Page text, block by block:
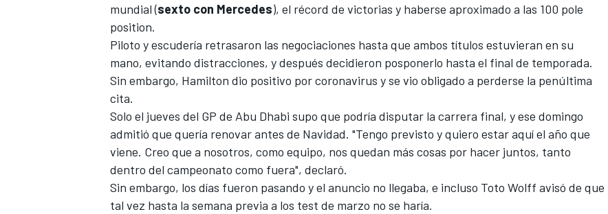
MÁS CATEGORÍAS
mundial(sexto con Mercedes), el récord de victorias y haberse aproximado a las 100 pole
position.
Piloto y escudería retrasaron las negociaciones hasta que ambos títulos estuvieran en su
mano, evitando distracciones, y después decidieron posponerlo hasta el final de temporada.
Sin embargo, Hamilton dio positivo por coronavirus y se vio obligado a perderse la penúltima
cita.
Solo el jueves del GP de Abu Dhabi supo que podría disputar la carrera final, y ese domingo
admitió que quería renovarantes de Navidad. "Tengo previsto y quiero estar aquí el año que
viene. Creo que a nosotros, como equipo, nos quedan más cosas por hacer juntos, tanto
dentro del campeonato como fuera", declaró.
Sin embargo, los días fueron pasando y el anuncio no llegaba, e incluso Toto Wolff avisó de que
tal vez hasta la semana previa a los test de marzo no se haría.